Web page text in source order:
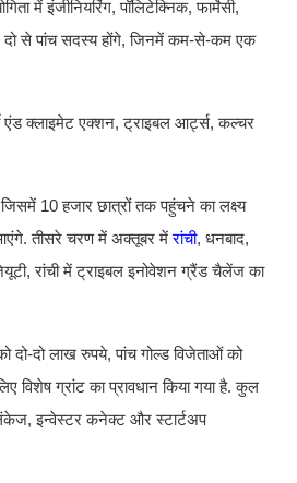
में इंजीनियरिंग, पॉलिटेक्निक, फार्मेसी,
दो से पांच सदस्य होंगे, जिनमें कम-से-कम एक
एंड क्लाइमेट एक्शन, ट्राइबल आर्ट्स, कल्चर
10 हजार छात्रों तक पहुंचने का लक्ष्य
तीसरे चरण में अक्तूबर मेंरांची, धनबाद,
रांची में ट्राइबल इनोवेशन ग्रैंड चैलेंज का
दो-दो लाख रुपये, पांच गोल्ड विजेताओं को
विशेष ग्रांट का प्रावधान किया गया है. कुल
इन्वेस्टर कनेक्ट और स्टार्टअप